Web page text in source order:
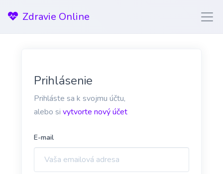
Zdravie Online
Prihlásenie
Prihláste sa k svojmu účtu,
alebo si vytvorte nový účet
E-mail